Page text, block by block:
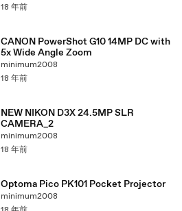
18 年前
CANON PowerShot G10 14MP DC with
5x Wide Angle Zoom
minimum2008
18 年前
NEW NIKON D3X 24.5MP SLR
CAMERA_2
minimum2008
18 年前
Optoma Pico PK101 Pocket Projector
minimum2008